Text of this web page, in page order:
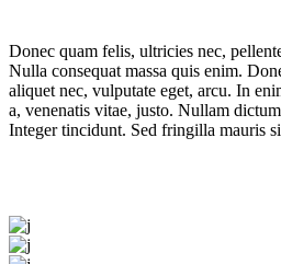
Donec quam felis, ultricies nec,
Nulla consequat massa quis enim.
aliquet nec, vulputate eget, arcu. In
a, venenatis vitae, justo. Nullam
Integer tincidunt. Sed fringilla mauris